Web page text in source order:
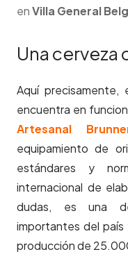
enVilla General
Una
Aquí precisamente,
encuentra en
Artesanal
equipamiento de
estándares y
internacional de
dudas, es una
importantes del
producción de